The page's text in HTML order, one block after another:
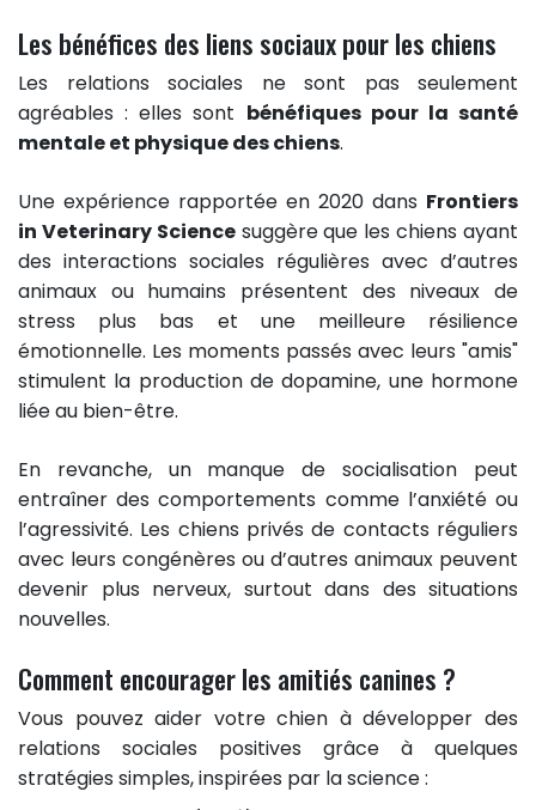
Les bénéfices des liens sociaux pour les chiens
Les relations sociales ne sont pas seulement
agréables : elles sont bénéfiques pour la santé
mentale et physique des chiens.
Une expérience rapportée en 2020 dans Frontiers
in Veterinary Sciencesuggère que les chiens ayant
des interactions sociales régulières avec d’autres
animaux ou humains présentent des niveaux de
stress plus bas et une meilleure résilience
émotionnelle. Les moments passés avec leurs "amis"
stimulent la production de dopamine, une hormone
liée au bien-être.
En revanche, un manque de socialisation peut
entraîner des comportements comme l’anxiété ou
l’agressivité. Les chiens privés de contacts réguliers
avec leurs congénères ou d’autres animaux peuvent
devenir plus nerveux, surtout dans des situations
nouvelles.
Comment encourager les amitiés canines ?
Vous pouvez aider votre chien à développer des
relations sociales positives grâce à quelques
stratégies simples, inspirées par la science :